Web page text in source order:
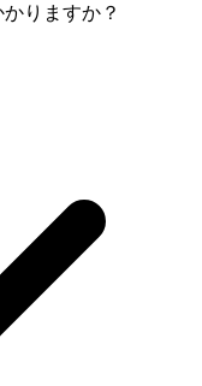
りますか？